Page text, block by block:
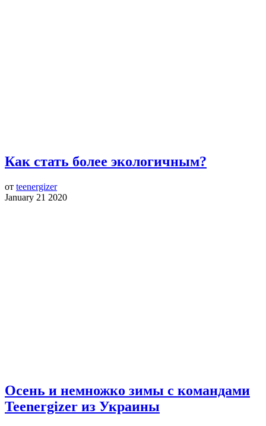
Как стать более экологичным?
от teenergizer
January 21 2020
Осень и немножко зимы с командами
Teenergizer из Украины